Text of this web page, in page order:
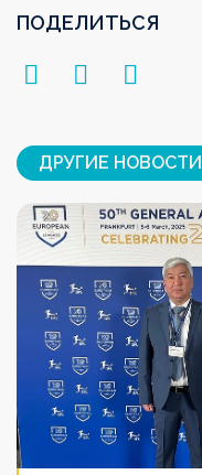
ПОДЕЛИТЬСЯ
ДРУГИЕ НОВОСТИ